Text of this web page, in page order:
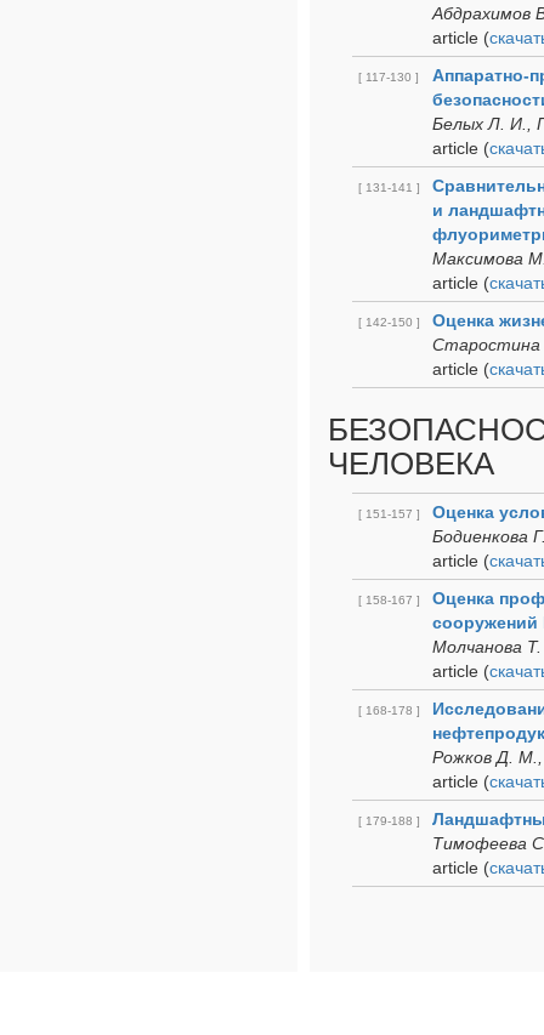
Абдрахимов
article (
[ 117-130 ]
Аппаратно-
Белых Л. И.,
article (
[ 131-141 ]
и
Максимова
article (
[ 142-150 ]
Оценка
Старостина
article (
ЧЕЛОВЕКА
[ 151-157 ]
Оценка
Бодиенкова
article (
[ 158-167 ]
Оценка
сооружений
Молчанова
article (
[ 168-178 ]
Рожков Д.
article (
[ 179-188 ]
Тимофеева
article (